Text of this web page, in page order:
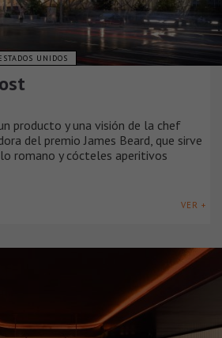
UNIDOS
producto y una visión de la chef
del premio James Beard, que sirve
romano y cócteles aperitivos
VER +